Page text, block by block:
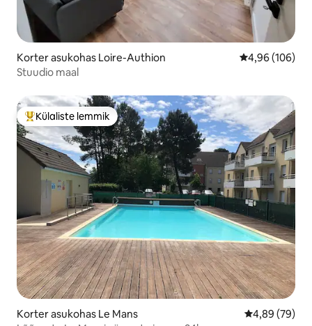
Korter asukohas Loire-Authion Keskmine
4,96 (106)
Stuudio maal
Külaliste suur lemmik
Külaliste lemmik
Korter asukohas Le Mans Keskmine
4,89 (79)